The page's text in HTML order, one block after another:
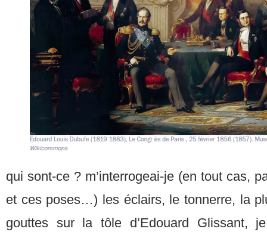
qui sont-ce ? m’interrogeai-je (en tout cas,
et ces poses…) les éclairs, le tonnerre, la
gouttes sur la tôle d’Edouard Glissant,